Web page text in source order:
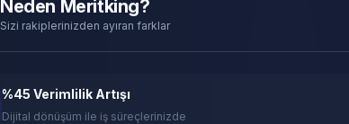
Neden Meritking?
Sizi rakiplerinizden ayıran farklar
%45 Verimlilik Artışı
Dijital dönüşüm ile iş süreçlerinizde